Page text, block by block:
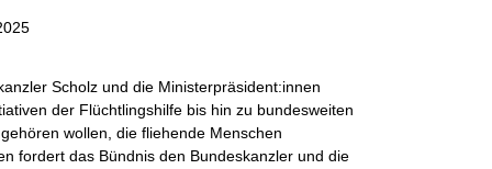
Scholz und die Ministerpräsident:innen
der Flüchtlingshilfe bis hin zu bundesweiten
wollen, die fliehende Menschen
fordert das Bündnis den Bundeskanzler und die